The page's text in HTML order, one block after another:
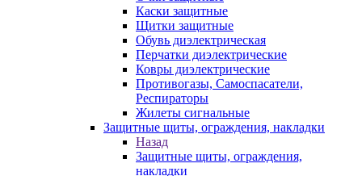
Каски защитные
Щитки защитные
Обувь диэлектрическая
Перчатки диэлектрические
Ковры диэлектрические
Противогазы, Самоспасатели,
Респираторы
Жилеты сигнальные
Защитные щиты, ограждения, накладки
Назад
Защитные щиты, ограждения,
накладки